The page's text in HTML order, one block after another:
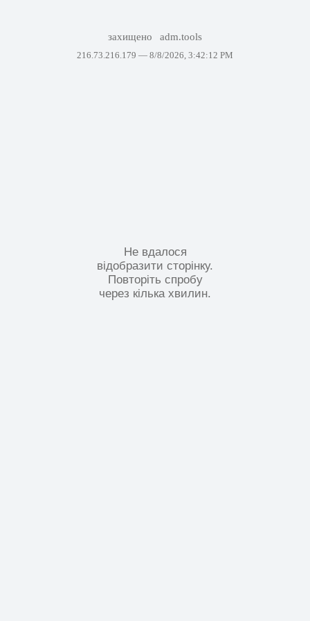
захищено adm.tools
216.73.216.179 — 8/8/2026, 3:42:12 PM
Не вдалося
відобразити сторінку.
Повторіть спробу
через кілька хвилин.